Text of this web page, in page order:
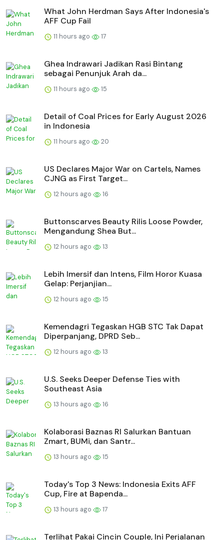
What John Herdman Says After Indonesia's
AFF Cup Fail
11 hours ago 17
Ghea Indrawari Jadikan Rasi Bintang
sebagai Penunjuk Arah da...
11 hours ago 15
Detail of Coal Prices for Early August 2026
in Indonesia
11 hours ago 20
US Declares Major War on Cartels, Names
CJNG as First Target...
12 hours ago 16
Buttonscarves Beauty Rilis Loose Powder,
Mengandung Shea But...
12 hours ago 13
Lebih Imersif dan Intens, Film Horor Kuasa
Gelap: Perjanjian...
12 hours ago 15
Kemendagri Tegaskan HGB STC Tak Dapat
Diperpanjang, DPRD Seb...
12 hours ago 13
U.S. Seeks Deeper Defense Ties with
Southeast Asia
13 hours ago 16
Kolaborasi Baznas RI Salurkan Bantuan
Zmart, BUMi, dan Santr...
13 hours ago 15
Today's Top 3 News: Indonesia Exits AFF
Cup, Fire at Bapenda...
13 hours ago 17
Terlihat Pakai Cincin Couple, Ini Perjalanan